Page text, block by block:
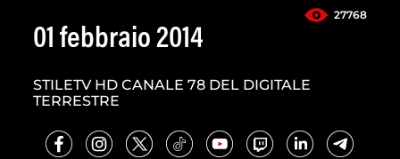
27768
01 febbraio 2014
STILETV HD CANALE 78 DEL DIGITALE
TERRESTRE